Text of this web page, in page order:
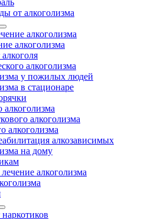
от алкоголизма
алкоголизма
алкоголизма
алкоголизма
у пожилых людей
в стационаре
алкоголизма
алкоголизма
алкозависимых
на дому
алкоголизма